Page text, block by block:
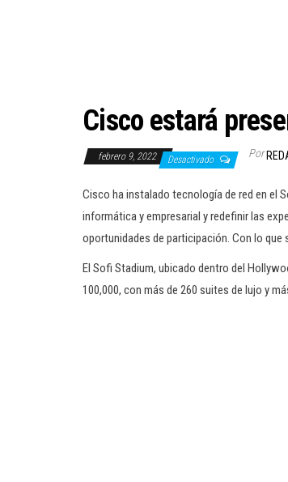
Cisco estará
febrero 9, 2022 Desactivado Por
Cisco ha instalado tecnología de red en el
informática y empresarial y redefinir las
oportunidades de participación. Con lo
El Sofi Stadium, ubicado dentro del
100,000, con más de 260 suites de lujo y